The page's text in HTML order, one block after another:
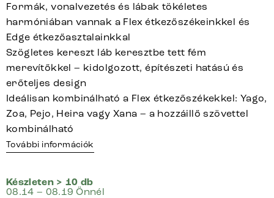
Formák, vonalvezetés és lábak tökéletes
harmóniában vannak a Flex étkezőszékeinkkel és
Edge étkezőasztalainkkal
Szögletes kereszt láb keresztbe tett fém
merevítőkkel – kidolgozott, építészeti hatású és
erőteljes design
Ideálisan kombinálható a Flex étkezőszékekkel: Yago,
Zoa, Pejo, Heira vagy Xana – a hozzáillő szövettel
kombinálható
További információk
Készleten > 10 db
08.14 – 08.19 Önnél